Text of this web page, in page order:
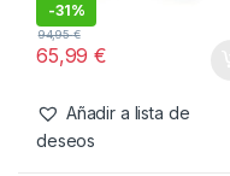
-31%
65,99€
94,95€
Añadir a lista de
deseos